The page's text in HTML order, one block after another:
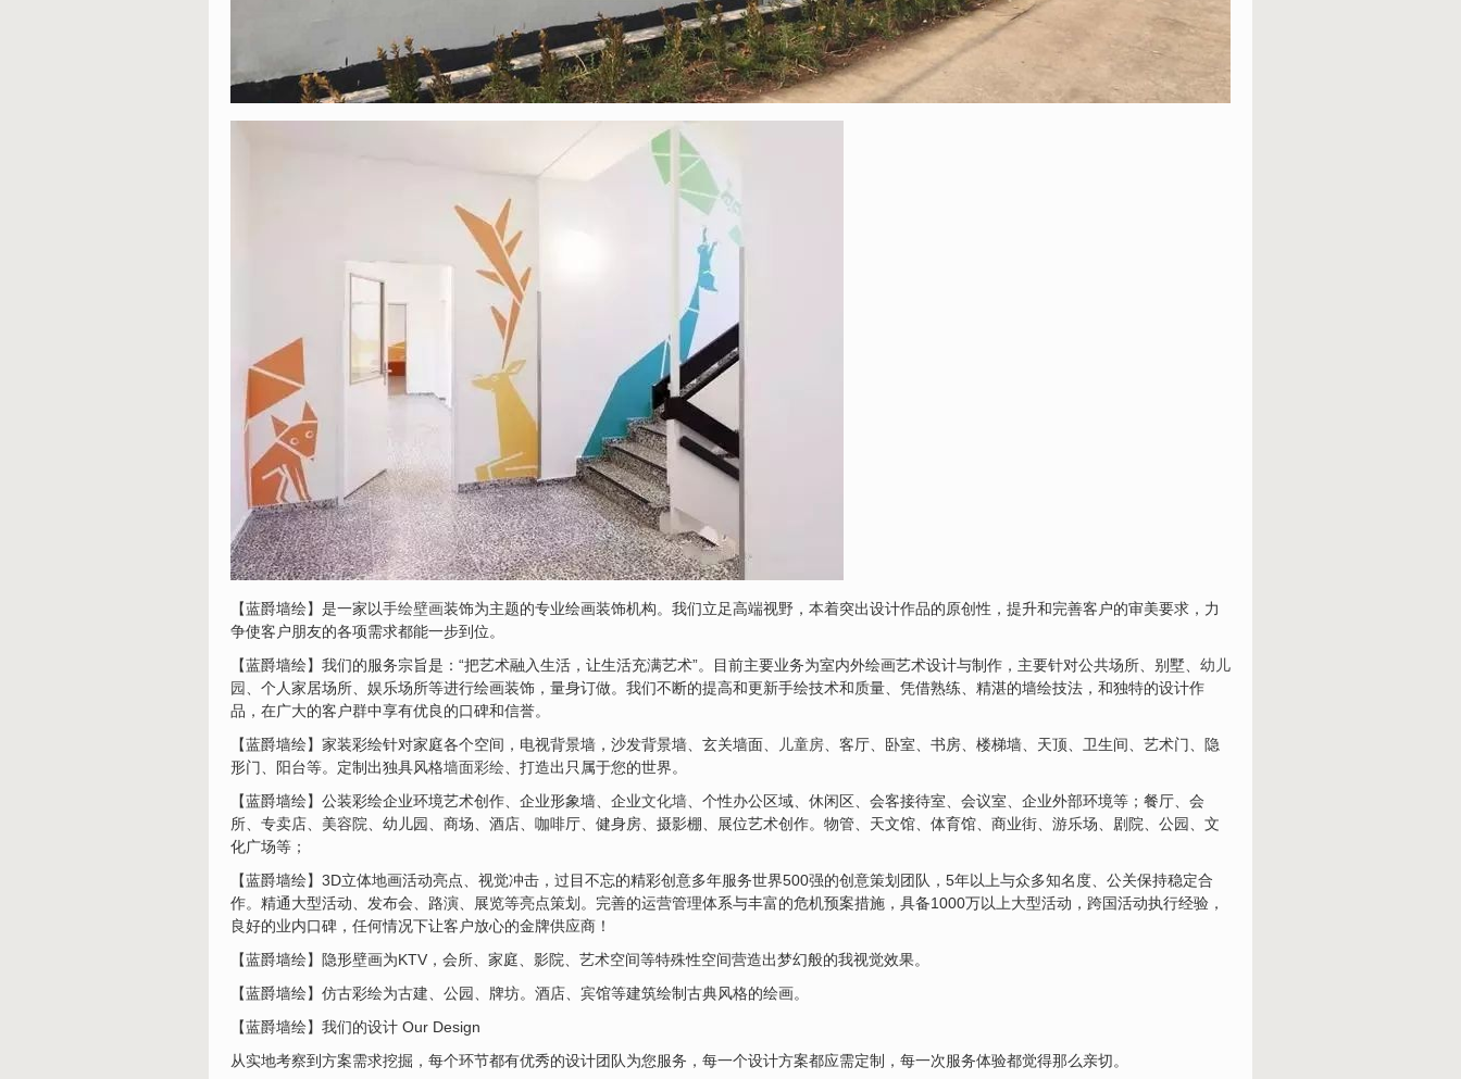
【蓝爵墙绘】是一家以手绘壁画装饰为主题的专业绘画装饰机构。我们立足高端视野，本着突出设计作品的原创性，提升和完善客户的审美要求，力
争使客户朋友的各项需求都能一步到位。
【蓝爵墙绘】我们的服务宗旨是：“把艺术融入生活，让生活充满艺术”。目前主要业务为室内外绘画艺术设计与制作，主要针对公共场所、别墅、 幼儿
园 、个人家居场所、娱乐场所等进行绘画装饰，量身订做。我们不断的提高和更新手绘技术和质量、凭借熟练、精湛的墙绘技法，和独特的设计作
品，在广大的客户群中享有优良的口碑和信誉。
【蓝爵墙绘】家装彩绘针对家庭各个空间，电视背景墙，沙发背景墙、玄关墙面、
儿童房 、客厅、卧室、书房、楼梯墙、天顶、卫生间、艺术门、隐
形门、阳台等。定制出独具风格墙面彩绘 、打造出只属于您的世界。
【蓝爵墙绘】公装彩绘企业环境艺术创作、企业形象墙、企业文化墙 、个性办公区域、休闲区、会客接待室、会议室、企业外部环境等；餐厅、会
所、专卖店、美容院、幼儿园、商场、酒店、咖啡厅、健身房、摄影棚、展位艺术创作。物管、天文馆、体育馆、商业街、游乐场、剧院、公园、文
化广场等；
【蓝爵墙绘】3D立体地画活动亮点、视觉冲击，过目不忘的精彩创意多年服务世界500强的创意策划团队，5年以上与众多知名度、公关保持稳定合
作。精通大型活动、发布会、路演、展览等亮点策划。完善的运营管理体系与丰富的危机预案措施，具备1000万以上大型活动，跨国活动执行经验，
良好的业内口碑，任何情况下让客户放心的金牌供应商！
【蓝爵墙绘】隐形壁画为KTV，会所、家庭、影院、艺术空间等特殊性空间营造出梦幻般的我视觉效果。
【蓝爵墙绘】仿古彩绘为古建、公园、牌坊。酒店、宾馆等建筑绘制古典风格的绘画。
【蓝爵墙绘】我们的设计 Our Design
从实地考察到方案需求挖掘，每个环节都有优秀的设计团队为您服务，每一个设计方案都应需定制，每一次服务体验都觉得那么亲切。